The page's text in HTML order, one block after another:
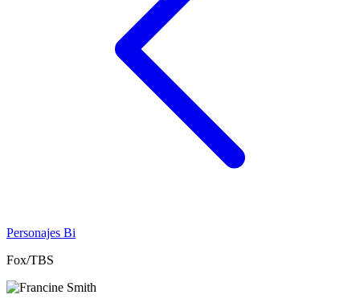
Personajes Bi
Fox/TBS